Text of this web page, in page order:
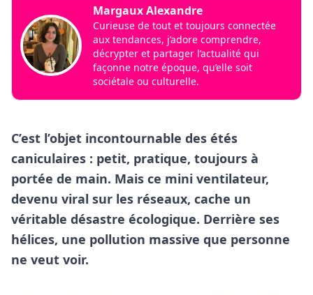
Margaux Alexandre
Curieuse de tout et toujours connectée
aux tendances, j’adore comprendre,
décrypter et partager l’actualité qui
façonne notre époque, qu’elle soit
sociétale ou culturelle.
C’est l’objet incontournable des étés
caniculaires : petit, pratique, toujours à
portée de main. Mais ce mini ventilateur,
devenu viral sur les réseaux, cache un
véritable désastre écologique. Derrière ses
hélices, une pollution massive que personne
ne veut voir.